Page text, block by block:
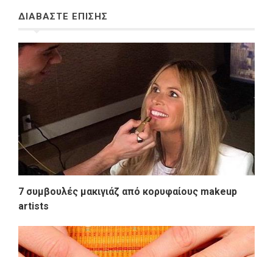
ΔΙΑΒΑΣΤΕ ΕΠΙΣΗΣ
7 συμβουλές μακιγιάζ από κορυφαίους makeup
artists